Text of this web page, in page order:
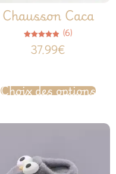
Chausson Caca
Note
4.83
sur 5
(6)
37.99€
Choix des options